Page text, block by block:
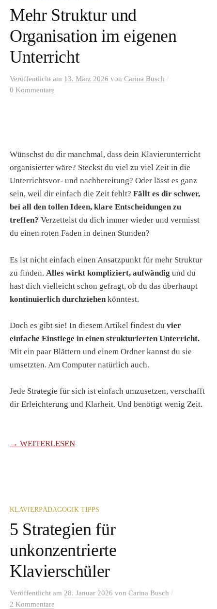
Mehr Struktur und
Organisation im eigenen
Unterricht
Veröffentlicht am 13. März 2026 von Carina Busch /
0 Kommentare
Wünschst du dir manchmal, dass dein Klavierunterricht
organisierter wäre? Steckst du viel zu viel Zeit in die
Unterrichtsvor- und nachbereitung? Oder lässt es ganz
sein, weil dir einfach die Zeit fehlt? Fällt es dir schwer,
bei all den tollen Ideen, klare Entscheidungen zu
treffen? Verzettelst du dich immer wieder und vermisst
du einen roten Faden in deinen Stunden?
Es ist nicht einfach einen Ansatzpunkt für mehr Struktur
zu finden. Alles wirkt kompliziert, aufwändig und du
hast dich vielleicht schon gefragt, ob du das überhaupt
kontinuierlich durchziehen könntest.
Doch es gibt sie! In diesem Artikel findest du vier
einfache Einstiege in einen strukturierten Unterricht.
Mit ein paar Blättern und einem Ordner kannst du sie
umsetzten. Am Computer natürlich auch.
Jede Strategie für sich ist einfach umzusetzen, verschafft
dir Erleichterung und Klarheit. Und benötigt wenig Zeit.
→ WEITERLESEN
KLAVIERPÄDAGOGIK TIPPS
5 Strategien für
unkonzentrierte
Klavierschüler
Veröffentlicht am 28. Januar 2026 von Carina Busch /
2 Kommentare